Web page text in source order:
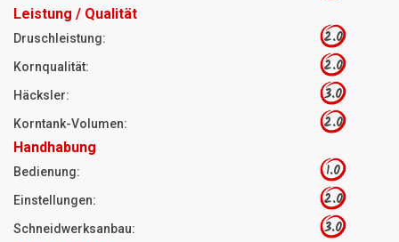
Leistung / Qualität
Druschleistung: 2.0
Kornqualität: 2.0
Häcksler: 3.0
Korntank-Volumen: 2.0
Handhabung
Bedienung: 1.0
Einstellungen: 2.0
Schneidwerksanbau: 3.0